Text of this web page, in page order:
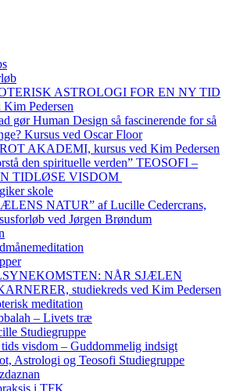
ASTROLOGI FOR EN NY TID
Kim Pedersen
gør Human Design så fascinerende for så
Kursus ved Oscar Floor
AKADEMI, kursus ved Kim Pedersen
den spirituelle verden” TEOSOFI –
TIDLØSE VISDOM
skole
NATUR” af Lucille Cedercrans,
ved Jørgen Brøndum
NÅR SJÆLEN
studiekreds ved Kim Pedersen
meditation
– Livets træ
Studiegruppe
visdom – Guddommelig indsigt
Astrologi og Teosofi Studiegruppe
i TFK